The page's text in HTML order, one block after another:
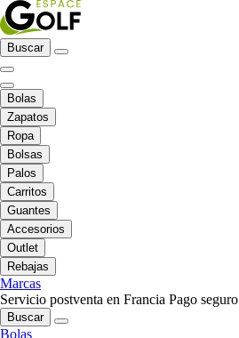
Buscar
Bolas
Zapatos
Ropa
Bolsas
Palos
Carritos
Guantes
Accesorios
Outlet
Rebajas
Marcas
Servicio postventa en Francia Pago seguro
Buscar
Bolas